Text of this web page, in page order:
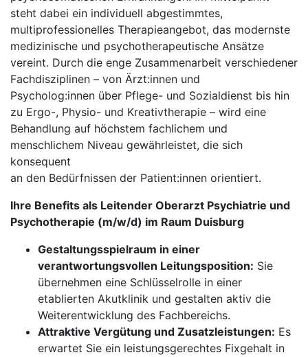
steht dabei ein individuell abgestimmtes,
multiprofessionelles Therapieangebot, das modernste
medizinische und psychotherapeutische Ansätze
vereint. Durch die enge Zusammenarbeit verschiedener
Fachdisziplinen – von Ärzt:innen und
Psycholog:innen über Pflege- und Sozialdienst bis hin
zu Ergo-, Physio- und Kreativtherapie – wird eine
Behandlung auf höchstem fachlichem und
menschlichem Niveau gewährleistet, die sich
konsequent
an den Bedürfnissen der Patient:innen orientiert.
Ihre Benefits als Leitender Oberarzt Psychiatrie und
Psycho­therapie (m/w/d) im Raum Duisburg
Gestaltungsspielraum in einer
verantwortungsvollen Leitungsposition: Sie
übernehmen eine Schlüsselrolle in einer
etablierten Akutklinik und gestalten aktiv die
Weiterentwicklung des Fachbereichs.
Attraktive Vergütung und Zusatzleistungen: Es
erwartet Sie ein leistungsgerechtes Fixgehalt in